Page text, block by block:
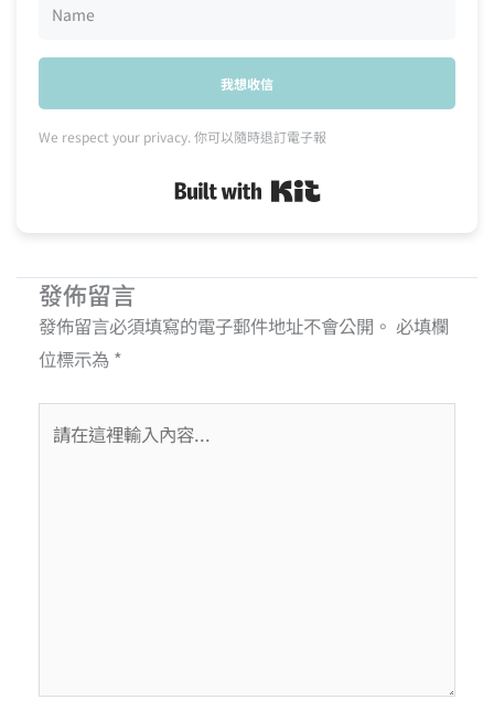
我想收信
We respect your privacy. 你可以隨時退訂電子報
Built with Kit
發佈留言
發佈留言必須填寫的電子郵件地址不會公開。 必填欄
位標示為 *